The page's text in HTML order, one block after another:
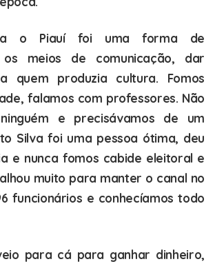
o Piauí foi uma forma de
os meios de comunicação, dar
quem produzia cultura. Fomos
falamos com professores. Não
e precisávamos de um
Silva foi uma pessoa ótima, deu
e nunca fomos cabide eleitoral e
muito para manter o canal no
funcionários e conhecíamos todo
para cá para ganhar dinheiro,